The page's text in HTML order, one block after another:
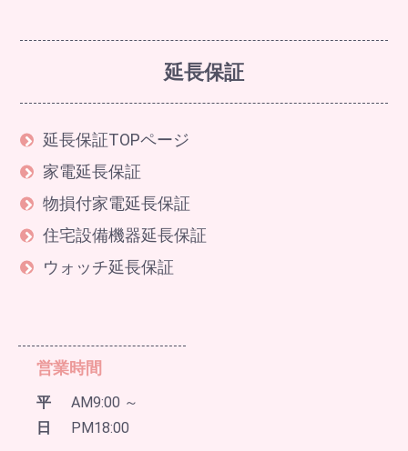
延長保証
延長保証TOPページ
家電延長保証
物損付家電延長保証
住宅設備機器延長保証
ウォッチ延長保証
営業時間
平
日
AM9:00 ～
PM18:00